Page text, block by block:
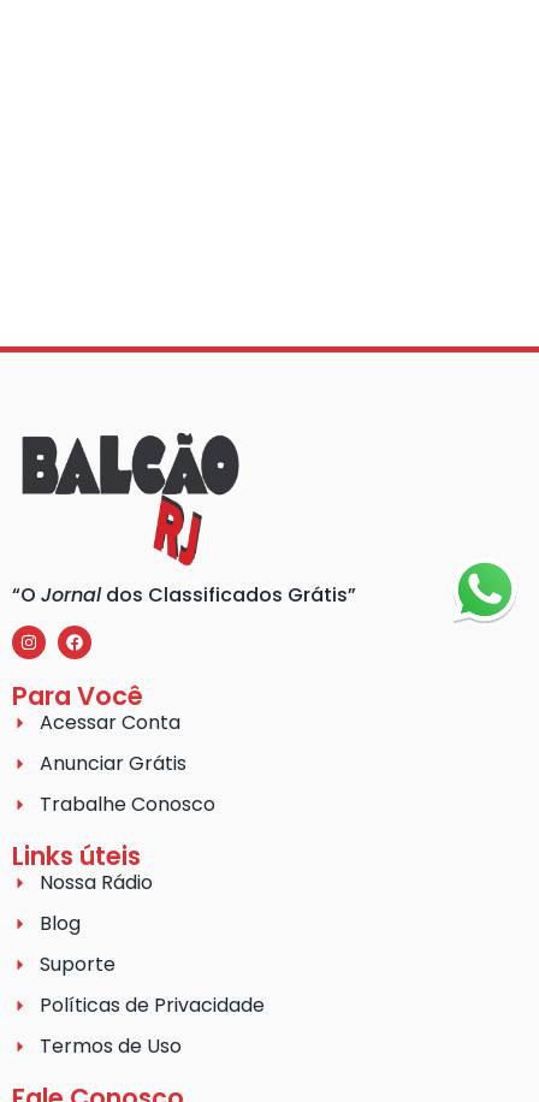
“O Jornaldos Classificados Grátis”
Para Você
Acessar Conta
Anunciar Grátis
Trabalhe Conosco
Links úteis
Nossa Rádio
Blog
Suporte
Políticas de Privacidade
Termos de Uso